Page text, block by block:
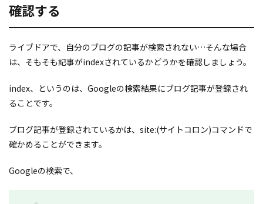
確認する
ライブドアで、自分のブログの記事が検索されない…そんな場合
は、そもそも記事がindexされているかどうかを確認しましょう。
index、というのは、Googleの検索結果にブログ記事が登録され
ることです。
ブログ記事が登録されているかは、site:(サイトコロン)コマンドで
確かめることができます。
Googleの検索で、